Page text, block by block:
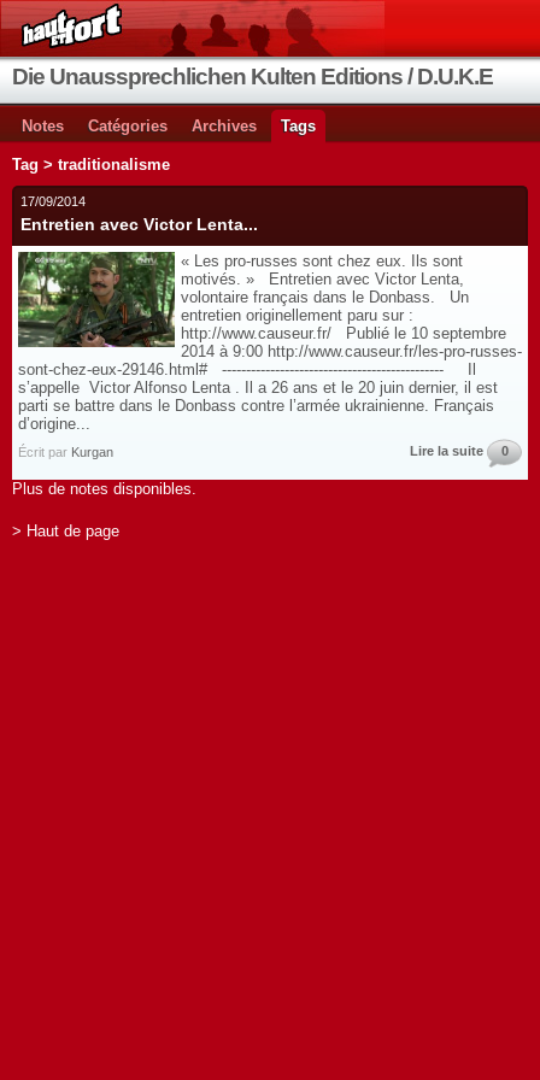
Die Unaussprechlichen Kulten Editions / D.U.K.E
Notes Catégories Archives Tags
Tag > traditionalisme
17/09/2014
Entretien avec Victor Lenta...
« Les pro-russes sont chez eux. Ils sont
motivés. » Entretien avec Victor Lenta,
volontaire français dans le Donbass. Un
entretien originellement paru sur :
http://www.causeur.fr/ Publié le 10 septembre
2014 à 9:00 http://www.causeur.fr/les-pro-russes-
sont-chez-eux-29146.html# ---------------------------------------------- Il
s’appelle Victor Alfonso Lenta . Il a 26 ans et le 20 juin dernier, il est
parti se battre dans le Donbass contre l’armée ukrainienne. Français
d’origine...
Écrit par Kurgan Lire la suite 0
Plus de notes disponibles.
> Haut de page